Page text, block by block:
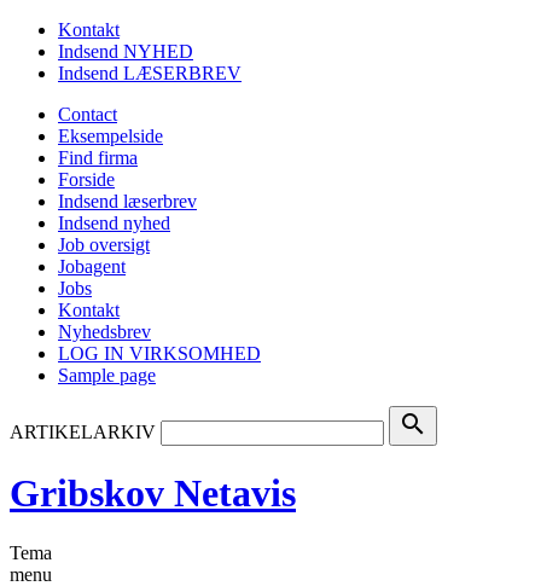
Kontakt
Indsend NYHED
Indsend LÆSERBREV
Contact
Eksempelside
Find firma
Forside
Indsend læserbrev
Indsend nyhed
Job oversigt
Jobagent
Jobs
Kontakt
Nyhedsbrev
LOG IN VIRKSOMHED
Sample page
ARTIKELARKIV search
Gribskov Netavis
Tema
menu